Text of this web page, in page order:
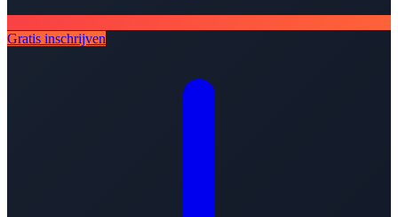
Gratis inschrijven